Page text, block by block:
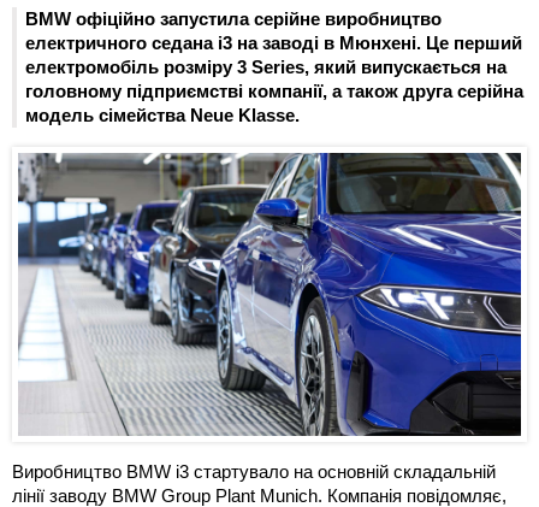
BMW офіційно запустила серійне виробництво
електричного седана i3 на заводі в Мюнхені. Це перший
електромобіль розміру 3 Series, який випускається на
головному підприємстві компанії, а також друга серійна
модель сімейства Neue Klasse.
Виробництво BMW i3 стартувало на основній складальній
лінії заводу BMW Group Plant Munich. Компанія повідомляє,